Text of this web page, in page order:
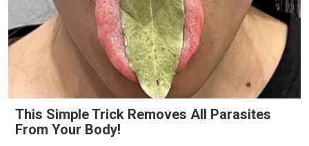
This Simple Trick Removes All Parasites
From Your Body!